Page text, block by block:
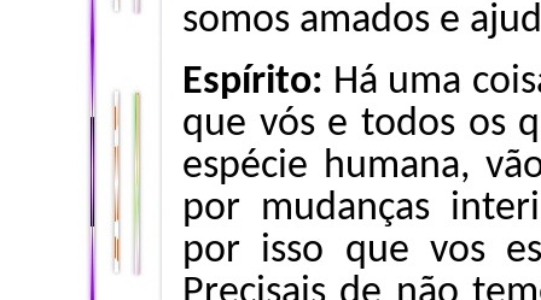
somos amados e
Espírito: Há uma
que vós e todos os
espécie humana,
por mudanças
por isso que vos